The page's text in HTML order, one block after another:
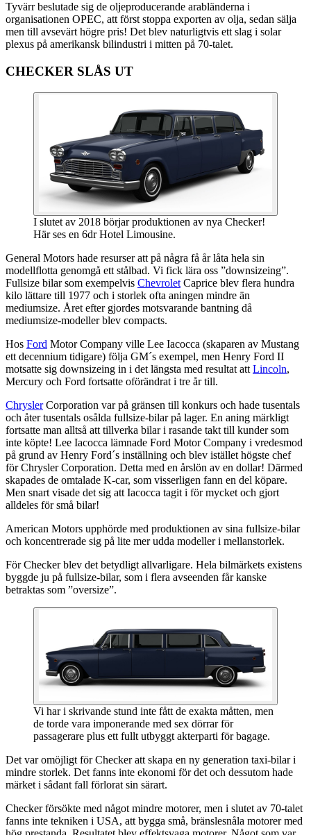
Tyvärr beslutade sig de oljeproducerande arabländerna i
organisationen OPEC, att först stoppa exporten av olja, sedan sälja
men till avsevärt högre pris! Det blev naturligtvis ett slag i solar
plexus på amerikansk bilindustri i mitten på 70-talet.
CHECKER SLÅS UT
I slutet av 2018 börjar produktionen av nya Checker!
Här ses en 6dr Hotel Limousine.
General Motors hade resurser att på några få år låta hela sin
modellflotta genomgå ett stålbad. Vi fick lära oss ”downsizeing”.
Fullsize bilar som exempelvis Chevrolet Caprice blev flera hundra
kilo lättare till 1977 och i storlek ofta aningen mindre än
mediumsize. Året efter gjordes motsvarande bantning då
mediumsize-modeller blev compacts.
Hos Ford Motor Company ville Lee Iacocca (skaparen av Mustang
ett decennium tidigare) följa GM´s exempel, men Henry Ford II
motsatte sig downsizeing in i det längsta med resultat att Lincoln,
Mercury och Ford fortsatte oförändrat i tre år till.
ChryslerCorporation var på gränsen till konkurs och hade tusentals
och åter tusentals osålda fullsize-bilar på lager. En aning märkligt
fortsatte man alltså att tillverka bilar i rasande takt till kunder som
inte köpte! Lee Iacocca lämnade Ford Motor Company i vredesmod
på grund av Henry Ford´s inställning och blev istället högste chef
för Chrysler Corporation. Detta med en årslön av en dollar! Därmed
skapades de omtalade K-car, som visserligen fann en del köpare.
Men snart visade det sig att Iacocca tagit i för mycket och gjort
alldeles för små bilar!
American Motors upphörde med produktionen av sina fullsize-bilar
och koncentrerade sig på lite mer udda modeller i mellanstorlek.
För Checker blev det betydligt allvarligare. Hela bilmärkets existens
byggde ju på fullsize-bilar, som i flera avseenden får kanske
betraktas som ”oversize”.
Vi har i skrivande stund inte fått de exakta måtten, men
de torde vara imponerande med sex dörrar för
passagerare plus ett fullt utbyggt akterparti för bagage.
Det var omöjligt för Checker att skapa en ny generation taxi-bilar i
mindre storlek. Det fanns inte ekonomi för det och dessutom hade
märket i sådant fall förlorat sin särart.
Checker försökte med något mindre motorer, men i slutet av 70-talet
fanns inte tekniken i USA, att bygga små, bränslesnåla motorer med